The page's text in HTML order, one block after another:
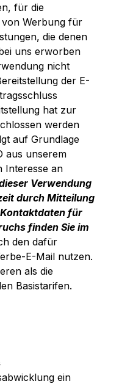
für die
Werbung für
die denen
uns erworben
nicht
der E-
hat zur
werden
auf Grundlage
aus unserem
Interesse an
Verwendung
durch Mitteilung
für
finden Sie im
den dafür
E-Mail nutzen.
als die
Basistarifen.
ein